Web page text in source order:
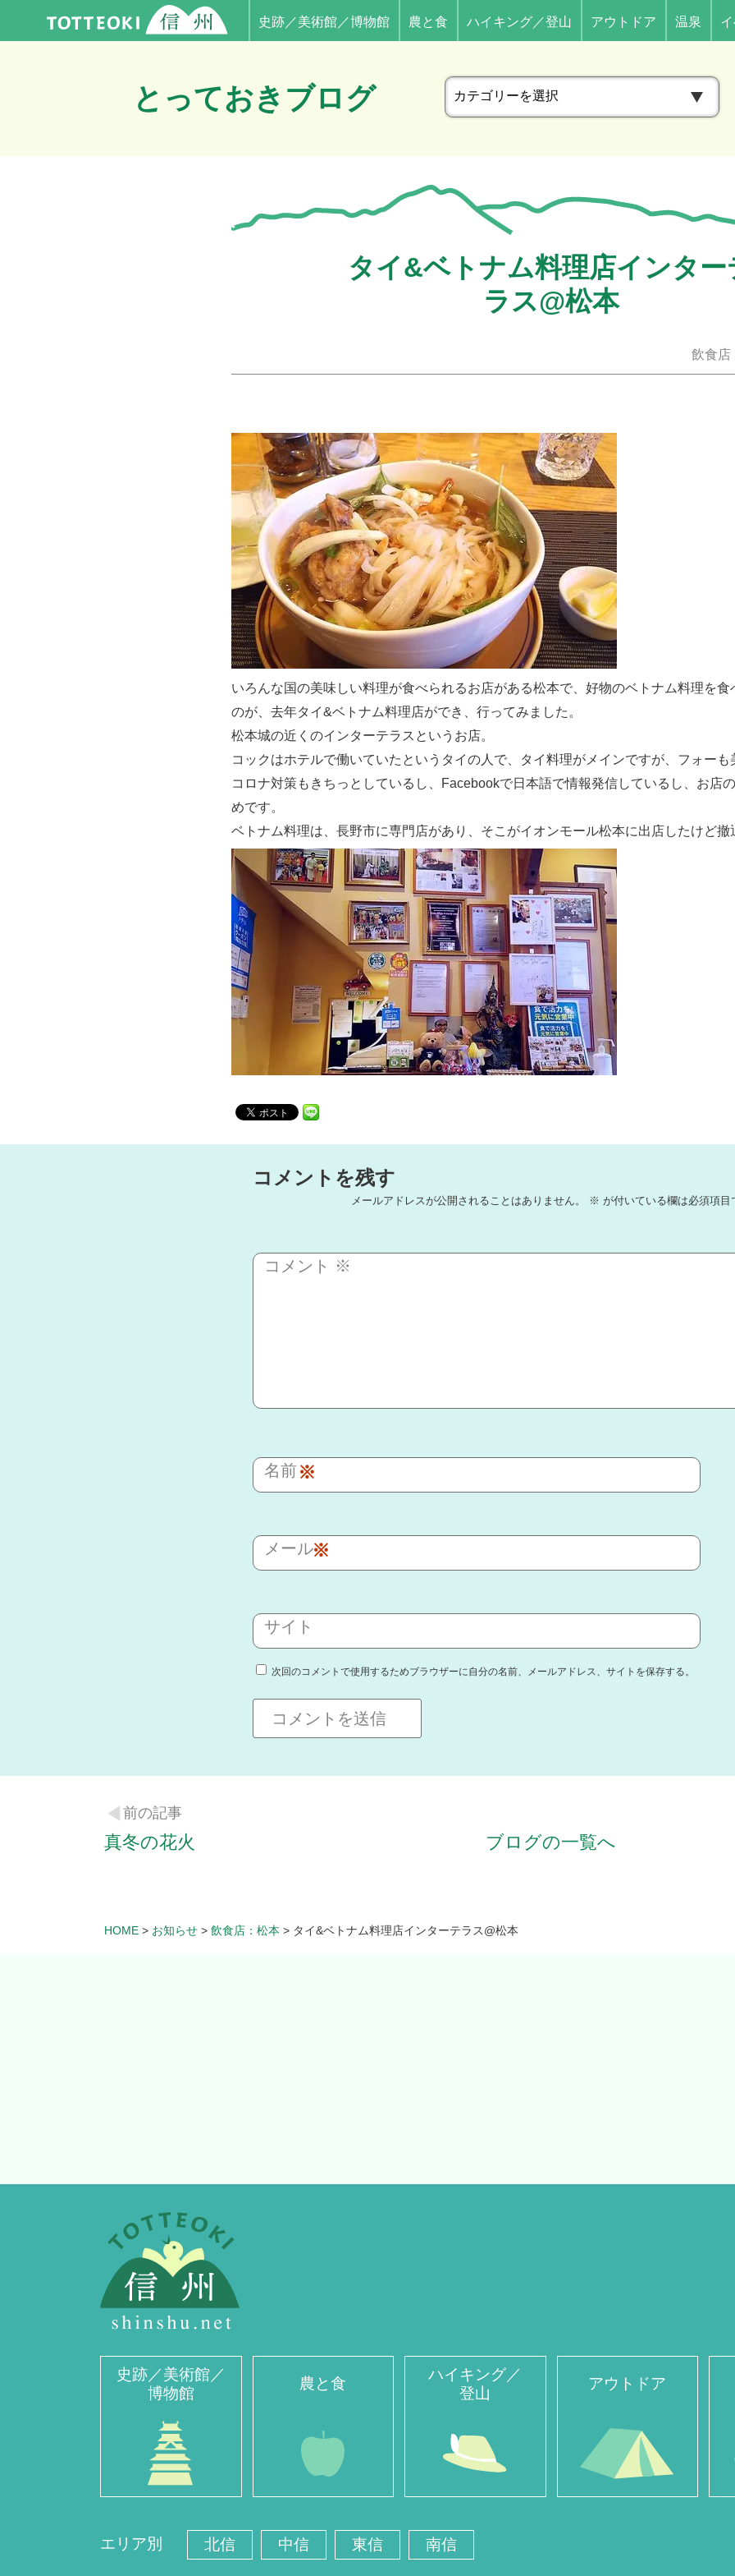
史跡／美術館／博物館 農と食 ハイキング／登山 アウトドア 温泉
とっておきブログ
カ
テ
リ
ー
タイ&ベトナム料理店インター
ラス@松本
飲食店
いろんな国の美味しい料理が食べられるお店がある松本で、好物のベトナム料理を
のが、去年タイ&ベトナム料理店ができ、行ってみました。
松本城の近くのインターテラスというお店。
コックはホテルで働いていたというタイの人で、タイ料理がメインですが、フォー
コロナ対策もきちっとしているし、Facebookで日本語で情報発信しているし、お店
めです。
ベトナム料理は、長野市に専門店があり、そこがイオンモール松本に出店したけど撤
コメントを残す
メールアドレスが公開されることはありません。 ※ が付いている欄は必須項目
コメント ※
名前 ※
メール※
サイト
次回のコメントで使用するためブラウザーに自分の名前、メールアドレス、サイトを保存する。
前の記事
真冬の花火 ブログの一覧へ
HOME > お知らせ > 飲食店：松本 > タイ&ベトナム料理店インターテラス@松本
史跡／美術館／
博物館
農と食
ハイキング／
登山
アウトドア
エリア別 北信 中信 東信 南信